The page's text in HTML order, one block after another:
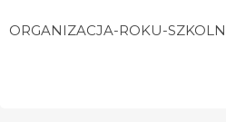
ORGANIZACJA-ROKU-